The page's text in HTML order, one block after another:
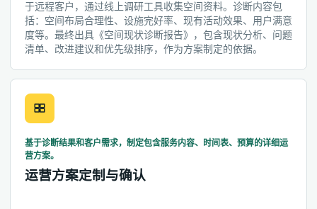
于远程客户，通过线上调研工具收集空间资料。诊断内容包
括：空间布局合理性、设施完好率、现有活动效果、用户满意
度等。最终出具《空间现状诊断报告》，包含现状分析、问题
清单、改进建议和优先级排序，作为方案制定的依据。
基于诊断结果和客户需求，制定包含服务内容、时间表、预算的详细运
营方案。
运营方案定制与确认